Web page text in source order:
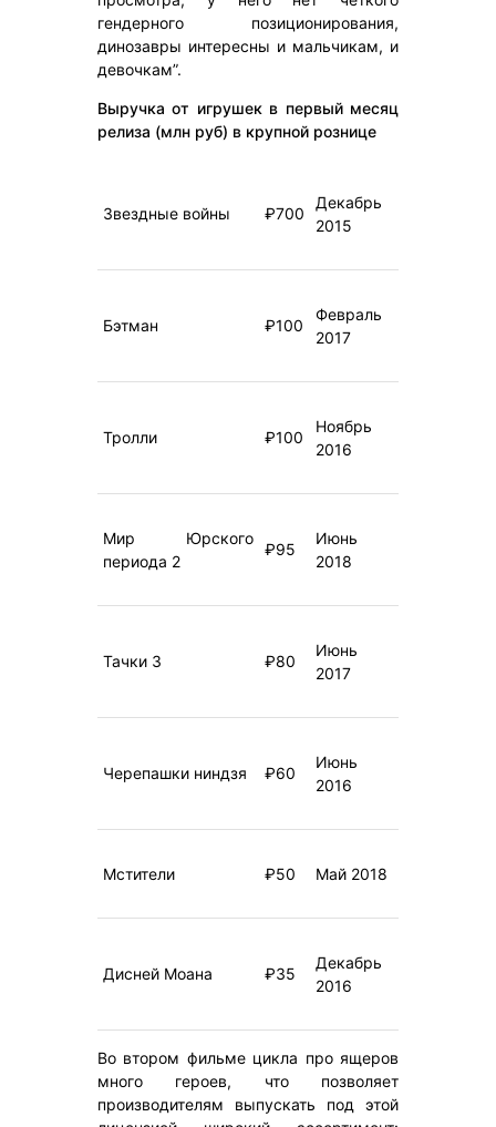
гендерного позиционирования,
динозавры интересны и мальчикам, и
девочкам”.
Выручка от игрушек в первый месяц
релиза (млн руб) в крупной рознице
Звездные войны ₽700
Декабрь
2015
Бэтман ₽100
Февраль
2017
Тролли ₽100
Ноябрь
2016
Мир Юрского
периода 2
₽95
Июнь
2018
Тачки 3 ₽80
Июнь
2017
Черепашки ниндзя ₽60
Июнь
2016
Мстители ₽50 Май 2018
Дисней Моана ₽35
Декабрь
2016
Во втором фильме цикла про ящеров
много героев, что позволяет
производителям выпускать под этой